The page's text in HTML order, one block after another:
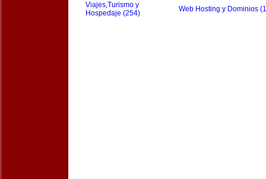
Viajes,Turismo y
Hospedaje (254)
Web Hosting y Dominios